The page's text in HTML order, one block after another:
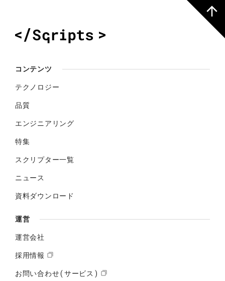
コンテンツ
テクノロジー
品質
エンジニアリング
特集
スクリプター一覧
ニュース
資料ダウンロード
運営
運営会社
採用情報
お問い合わせ(サービス)